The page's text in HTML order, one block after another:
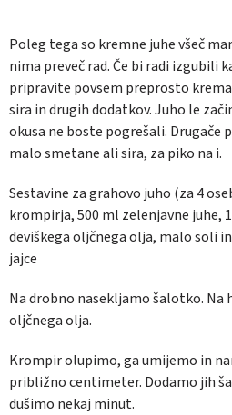
Poleg tega so kremne juhe všeč
nima preveč rad. Če bi radi izgubili
pripravite povsem preprosto
sira in drugih dodatkov. Juho le
okusa ne boste pogrešali. Drugače
malo smetane ali sira, za piko na i.
Sestavine za grahovo juho (za 4
krompirja, 500 ml zelenjavne juhe,
deviškega oljčnega olja, malo soli
jajce
Na drobno nasekljamo šalotko.
oljčnega olja.
Krompir olupimo, ga umijemo in
približno centimeter. Dodamo jih
dušimo nekaj minut.